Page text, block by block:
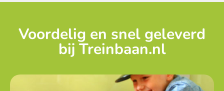
Voordelig en snel geleverd
bij Treinbaan.nl